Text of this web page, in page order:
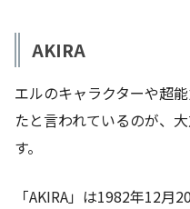
AKIRA
エルのキャラクターや超
たと言われているのが、
す。
「AKIRA」は1982年12